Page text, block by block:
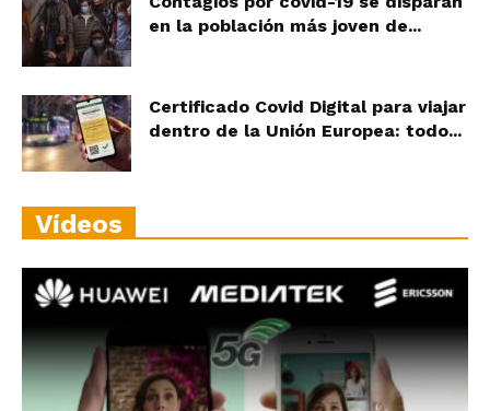
en la población más joven de...
Certificado Covid Digital para viajar
dentro de la Unión Europea: todo...
Vídeos